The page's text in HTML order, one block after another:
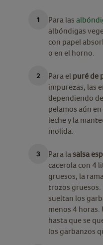
Para las
albóndigas
con papel
o en el horno.
Para el puré de
impurezas, las
dependiendo
pelamos aún
leche y la
molida.
Para la salsa
cacerola con 4
gruesos, la
trozos
sueltan los
menos 4 horas.
hasta que se
los garbanzos